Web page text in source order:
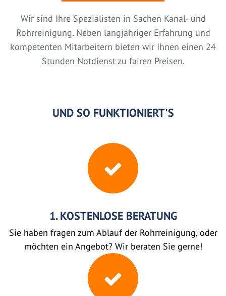
Wir sind Ihre Spezialisten in Sachen Kanal- und
Rohrreinigung. Neben langjähriger Erfahrung und
kompetenten Mitarbeitern bieten wir Ihnen einen 24
Stunden Notdienst zu fairen Preisen.
UND SO FUNKTIONIERT'S
1. KOSTENLOSE BERATUNG
Sie haben fragen zum Ablauf der Rohrreinigung, oder
möchten ein Angebot? Wir beraten Sie gerne!